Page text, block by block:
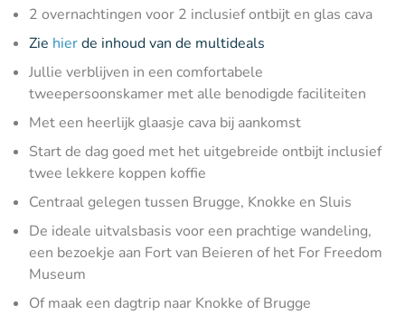
2 overnachtingen voor 2 inclusief ontbijt en glas cava
Zie hierde inhoud van de multideals
Jullie verblijven in een comfortabele
tweepersoonskamer met alle benodigde faciliteiten
Met een heerlijk glaasje cava bij aankomst
Start de dag goed met het uitgebreide ontbijt inclusief
twee lekkere koppen koffie
Centraal gelegen tussen Brugge, Knokke en Sluis
De ideale uitvalsbasis voor een prachtige wandeling,
een bezoekje aan Fort van Beieren of het For Freedom
Museum
Of maak een dagtrip naar Knokke of Brugge